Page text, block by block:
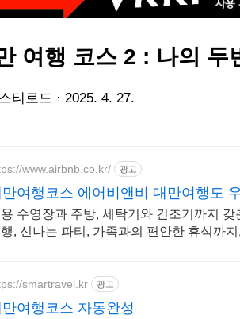
여행 코스 2 : 나의 두
티로드 2025. 4. 27.
www.airbnb.co.kr/ 광고
만여행코스 에어비앤비 대만여행도
수영장과 주방, 세탁기와 건조기까지
, 신나는 파티, 가족과의 편안한 휴식까
smartravel.kr 광고
만여행코스 자동완성